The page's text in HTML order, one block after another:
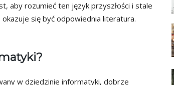
aby rozumieć ten język przyszłości i stale
się być odpowiednia literatura.
w dziedzinie informatyki, dobrze